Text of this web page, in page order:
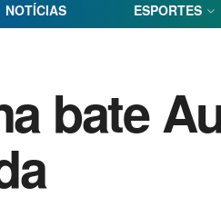
NOTÍCIAS ESPORTES
bate